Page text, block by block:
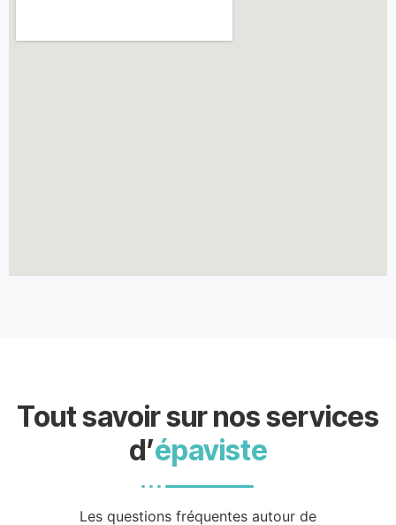
Tout savoir sur nos services
d’épaviste
Les questions fréquentes autour de